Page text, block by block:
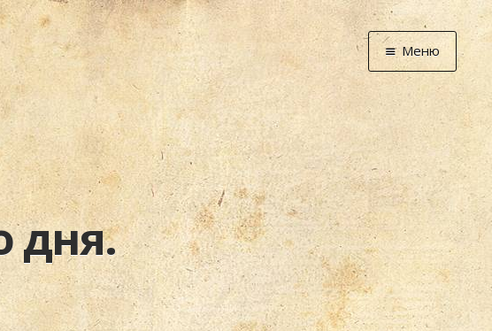
Главная
Новости
Графоманство
* Автотекст
*
* Хронограф
Арт-Рецензии
* Слушать
* Смотреть
Меню
дня.